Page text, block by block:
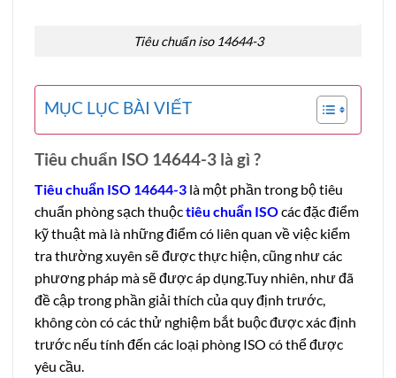
Tiêu chuẩn iso 14644-3
MỤC LỤC BÀI VIẾT
Tiêu chuẩn ISO 14644-3 là gì ?
Tiêu chuẩn ISO 14644-3 là một phần trong bộ tiêu
chuẩn phòng sạch thuộctiêu chuẩn ISOcác đặc điểm
kỹ thuật mà là những điểm có liên quan về việc kiểm
tra thường xuyên sẽ được thực hiện, cũng như các
phương pháp mà sẽ được áp dụng.Tuy nhiên, như đã
đề cập trong phần giải thích của quy định trước,
không còn có các thử nghiệm bắt buộc được xác định
trước nếu tính đến các loại phòng ISO có thể được
yêu cầu.